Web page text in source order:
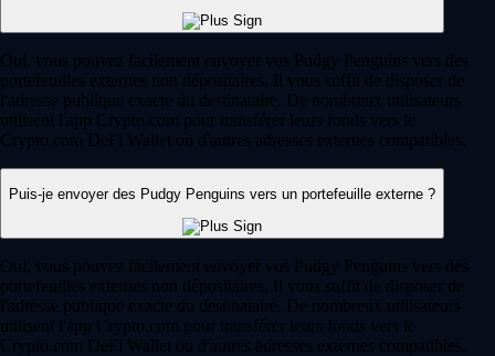
Oui, vous pouvez facilement envoyer vos Pudgy Penguins vers des
portefeuilles externes non dépositaires. Il vous suffit de disposer de
l'adresse publique exacte du destinataire. De nombreux utilisateurs
utilisent l'app Crypto.com pour transférer leurs fonds vers le
Crypto.com DeFi Wallet ou d'autres adresses externes compatibles.
Puis-je envoyer des Pudgy Penguins vers un portefeuille externe ?
Oui, vous pouvez facilement envoyer vos Pudgy Penguins vers des
portefeuilles externes non dépositaires. Il vous suffit de disposer de
l'adresse publique exacte du destinataire. De nombreux utilisateurs
utilisent l'app Crypto.com pour transférer leurs fonds vers le
Crypto.com DeFi Wallet ou d'autres adresses externes compatibles.